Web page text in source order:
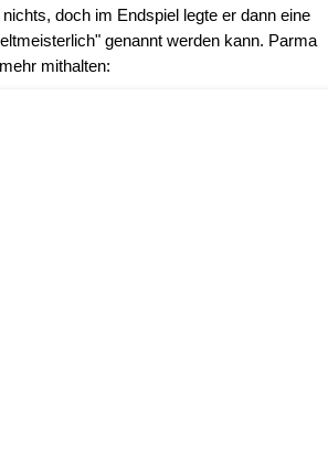
doch im Endspiel legte er dann eine
genannt werden kann. Parma
mithalten: